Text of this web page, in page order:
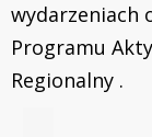
wydarzeniach
Programu
Regionalny .